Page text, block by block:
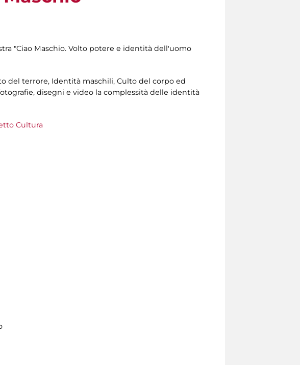
"Ciao Maschio. Volto potere e identità dell'uomo
del terrore, Identità maschili, Culto del corpo ed
disegni e video la complessità delle identità
Cultura